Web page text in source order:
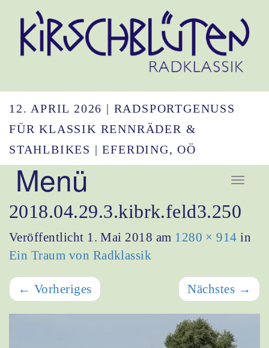
12. APRIL 2026 | RADSPORTGENUSS
FÜR KLASSIK RENNRÄDER &
STAHLBIKES | EFERDING, OÖ
Menü Navigation
2018.04.29.3.kibrk.feld3.250
Veröffentlicht 1. Mai 2018 am 1280 × 914 in
Ein Traum von Radklassik
← Vorheriges Nächstes →